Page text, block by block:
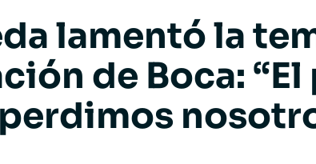
lamentó la
de Boca:
perdimos